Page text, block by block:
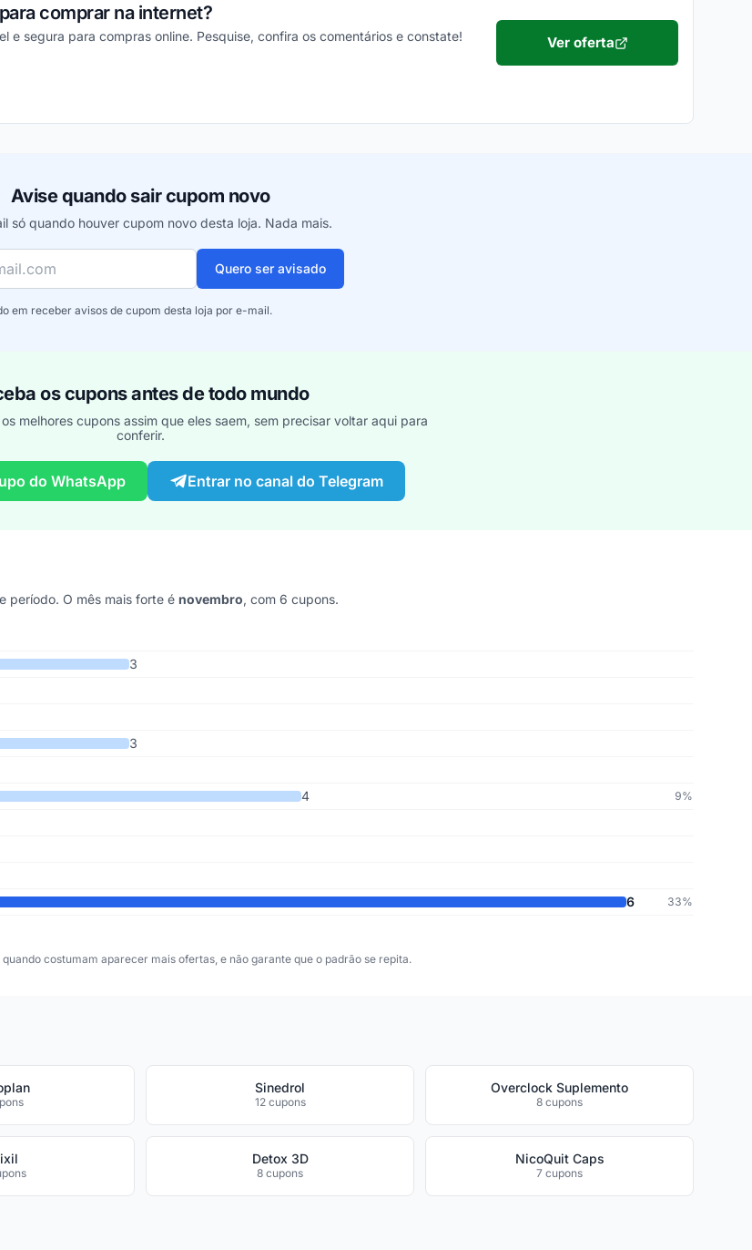
comprar na internet?
e segura para compras online. Pesquise, confira os comentários e constate! Ver oferta
Avise quando sair cupom novo
só quando houver cupom novo desta loja. Nada mais.
Quero ser avisado
em receber avisos de cupom desta loja por e-mail.
os cupons antes de todo mundo
melhores cupons assim que eles saem, sem precisar voltar aqui para
conferir.
do WhatsApp Entrar no canal do Telegram
período. O mês mais forte é novembro, com 6 cupons.
3
3
4 9%
6 33%
costumam aparecer mais ofertas, e não garante que o padrão se repita.
Sinedrol
12 cupons
Overclock Suplemento
8 cupons
Detox 3D
8 cupons
NicoQuit Caps
7 cupons